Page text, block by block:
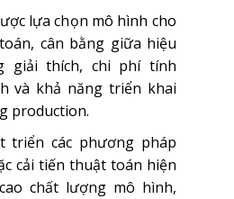
lựa chọn mô hình cho
cân bằng giữa hiệu
giải thích, chi phí tính
và khả năng triển khai
production.
triển các phương pháp
cải tiến thuật toán hiện
chất lượng mô hình,